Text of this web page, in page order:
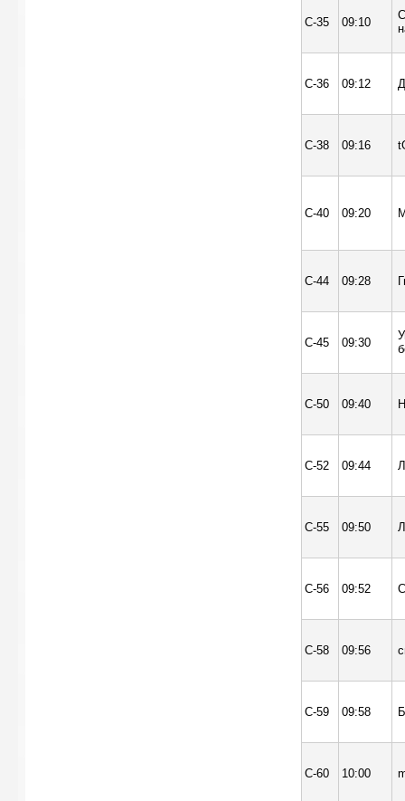
С-35 09:10
С-36 09:12
С-38 09:16
С-40 09:20
С-44 09:28
С-45 09:30
С-50 09:40
С-52 09:44
С-55 09:50
С-56 09:52
С-58 09:56
С-59 09:58
С-60 10:00